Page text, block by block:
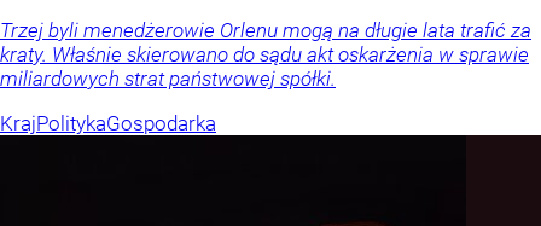
Trzej byli menedżerowie Orlenu mogą na długie lata trafić za
kraty. Właśnie skierowano do sądu akt oskarżenia w sprawie
miliardowych strat państwowej spółki.
KrajPolitykaGospodarka